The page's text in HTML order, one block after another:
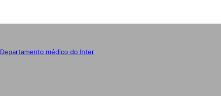
Departamento médico do Inter